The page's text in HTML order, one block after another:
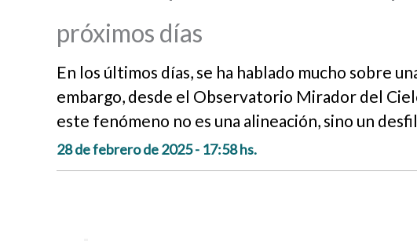
próximos días
En los últimos días, se ha hablado mucho sobre
embargo, desde el Observatorio Mirador del
este fenómeno no es una alineación, sino un
28 de febrero de 2025 - 17:58 hs.